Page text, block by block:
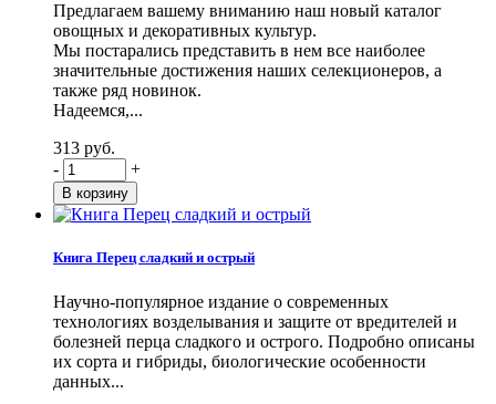
Предлагаем вашему вниманию наш новый каталог
овощных и декоративных культур.
Мы постарались представить в нем все наиболее
значительные достижения наших селекционеров, а
также ряд новинок.
Надеемся,...
313 руб.
-
+
Книга Перец сладкий и острый
Научно-популярное издание о современных
технологиях возделывания и защите от вредителей и
болезней перца сладкого и острого. Подробно описаны
их сорта и гибриды, биологические особенности
данных...